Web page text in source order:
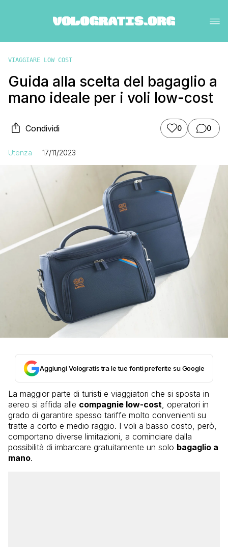
VIAGGIARE LOW COST
Guida alla scelta del bagaglio a
mano ideale per i voli low-cost
Condividi 0 0
Utenza 17/11/2023
Aggiungi Vologratis tra le tue fonti preferite su Google
La maggior parte di turisti e viaggiatori che si sposta in
aereo si affida alle compagnie low-cost , operatori in
grado di garantire spesso tariffe molto convenienti su
tratte a corto e medio raggio. I voli a basso costo, però,
comportano diverse limitazioni, a cominciare dalla
possibilità di imbarcare gratuitamente un solo bagaglio a
mano.